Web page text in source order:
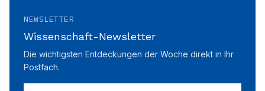
NEWSLETTER
Wissenschaft-Newsletter
Die wichtigsten Entdeckungen der Woche direkt in Ihr
Postfach.